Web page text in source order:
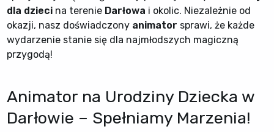
dla dzieci na terenie Darłowa i okolic. Niezależnie od
okazji, nasz doświadczony animator sprawi, że każde
wydarzenie stanie się dla najmłodszych magiczną
przygodą!
Animator na Urodziny Dziecka w
Darłowie – Spełniamy Marzenia!